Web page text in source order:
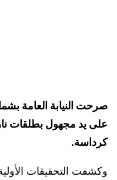
صرحت النيابة العامة
على يد مجهول بطلقات
كرداسة.
وكشفت التحقيقات